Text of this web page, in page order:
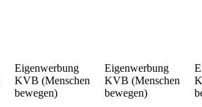
Eigenwerbung
KVB (Menschen
bewegen)
Eigenwerbung
KVB (Menschen
bewegen)